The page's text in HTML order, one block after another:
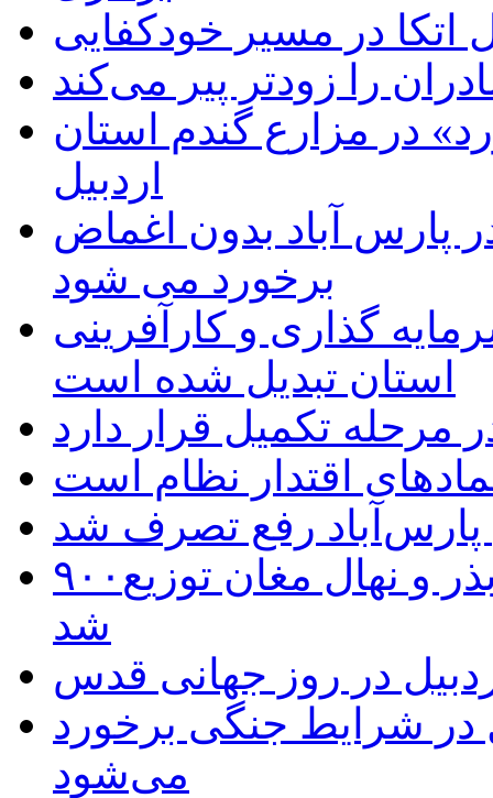
در مسیر خودکفایی
را زودتر پیر می‌کند
در مزارع گندم استان
اردبیل
پارس آباد بدون اغماض
برخورد می شود
گذاری و کارآفرینی
استان تبدیل شده است
مرحله تکمیل قرار دارد
اقتدار نظام است
پارس‌آباد رفع تصرف شد
۹۰۰هزار اصله نهال توسط ایستگاه بذر و نهال مغان توزیع
شد
در روز جهانی قدس
در شرایط جنگی برخورد
می‌شود